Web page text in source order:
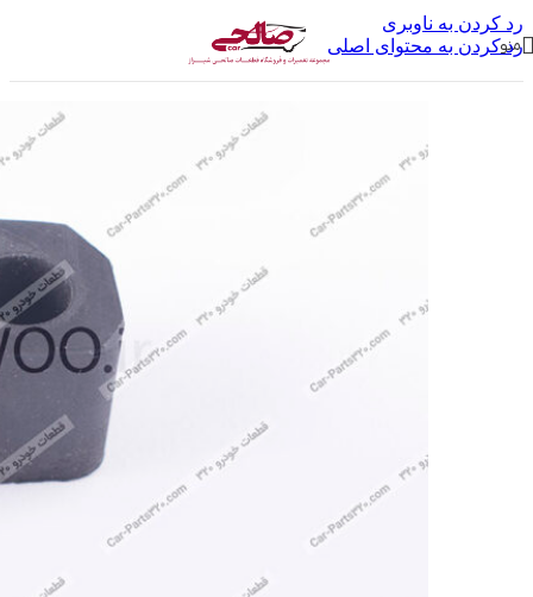
رد کردن به ناوبری
رد کردن به محتوای اصلی
منو